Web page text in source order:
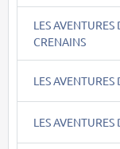
LES
CRENAINS
LES
LES AVENTURES